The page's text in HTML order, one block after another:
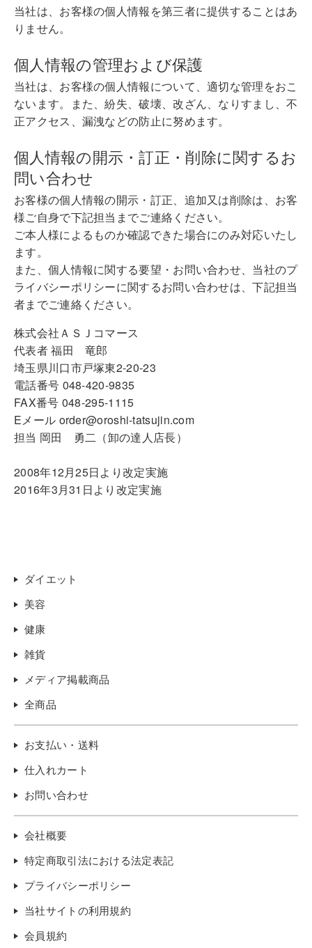
当社は、お客様の個人情報を第三者に提供することはあ
りません。
個人情報の管理および保護
当社は、お客様の個人情報について、適切な管理をおこ
ないます。また、紛失、破壊、改ざん、なりすまし、不
正アクセス、漏洩などの防止に努めます。
個人情報の開示・訂正・削除に関するお
問い合わせ
お客様の個人情報の開示・訂正、追加又は削除は、お客
様ご自身で下記担当までご連絡ください。
ご本人様によるものか確認できた場合にのみ対応いたし
ます。
また、個人情報に関する要望・お問い合わせ、当社のプ
ライバシーポリシーに関するお問い合わせは、下記担当
者までご連絡ください。
株式会社ＡＳＪコマース
代表者 福田 竜郎
埼玉県川口市戸塚東2-20-23
電話番号 048-420-9835
FAX番号 048-295-1115
Eメール order@oroshi-tatsujin.com
担当 岡田 勇二（卸の達人店長）
2008年12月25日より改定実施
2016年3月31日より改定実施
ダイエット
美容
健康
雑貨
メディア掲載商品
全商品
お支払い・送料
仕入れカート
お問い合わせ
会社概要
特定商取引法における法定表記
プライバシーポリシー
当社サイトの利用規約
会員規約